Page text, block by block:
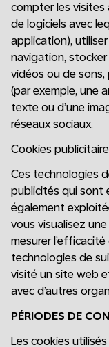
compter les
de logiciels avec
application),
navigation,
vidéos ou de
(par exemple, une
texte ou d’une
réseaux sociaux.
Cookies
Ces technologies
publicités qui sont
également
vous visualisez
mesurer
technologies de
visité un site web
avec d’autres
PÉRIODES DE
Les cookies utilisés